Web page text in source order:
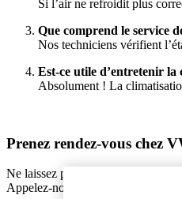
Si l’air ne refroidit plus
Que comprend le service
Nos techniciens vérifient
Est-ce utile d’entretenir
Absolument ! La
Prenez rendez-vous chez
Ne laissez pas la chaleur ou
Appelez-nous au 3214317726 ou